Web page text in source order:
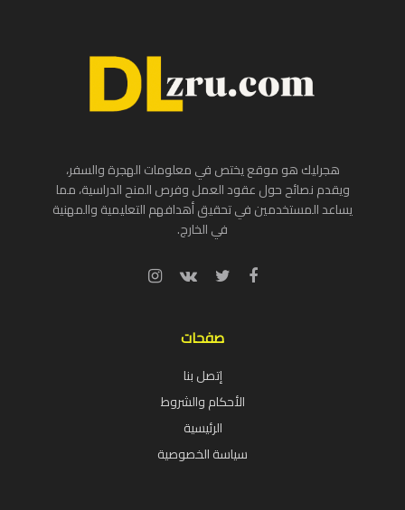
هجرليك هو موقع يختص في معلومات الهجرة والسفر،
ويقدم نصائح حول عقود العمل وفرص المنح الدراسية، مما
يساعد المستخدمين في تحقيق أهدافهم التعليمية والمهنية
في الخارج.
صفحات
إتصل بنا
الأحكام والشروط
الرئيسية
سياسة الخصوصية